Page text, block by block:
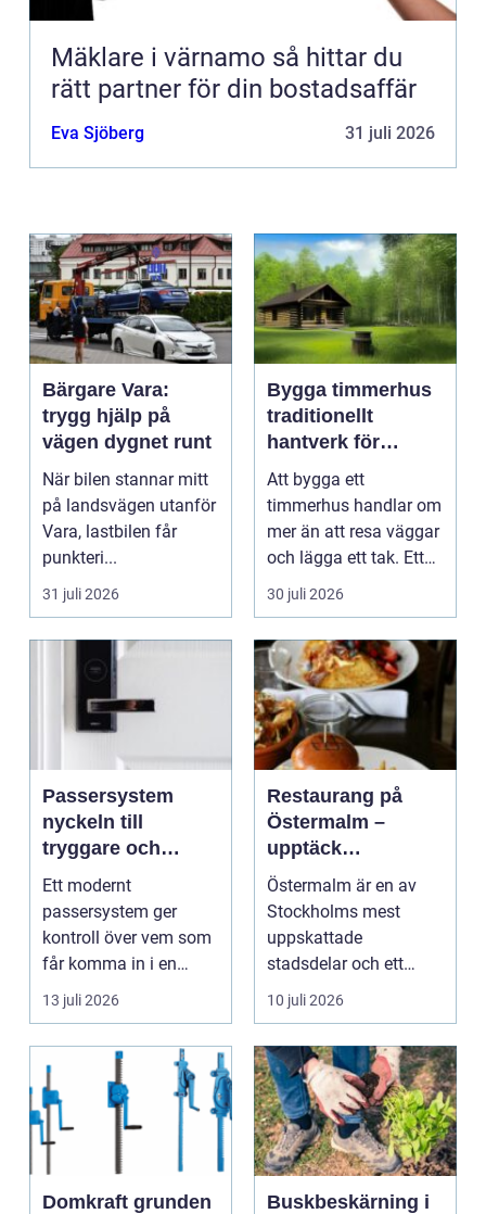
Mäklare i värnamo så hittar du
rätt partner för din bostadsaffär
Eva Sjöberg 31 juli 2026
Bärgare Vara:
trygg hjälp på
vägen dygnet runt
När bilen stannar mitt
på landsvägen utanför
Vara, lastbilen får
punkteri...
31 juli 2026
Bygga timmerhus
traditionellt
hantverk för
moderna behov
Att bygga ett
timmerhus handlar om
mer än att resa väggar
och lägga ett tak. Ett
timmerhus är ett lå...
30 juli 2026
Passersystem
nyckeln till
tryggare och
smidigare tillträde
Ett modernt
passersystem ger
kontroll över vem som
får komma in i en
byggnad, när de får
komma in oc...
13 juli 2026
Restaurang på
Östermalm –
upptäck
matupplevelser i
en av Stockholms
mest attraktiva
stadsdelar
Östermalm är en av
Stockholms mest
uppskattade
stadsdelar och ett
självklart val f&ou...
10 juli 2026
Domkraft grunden
Buskbeskärning i